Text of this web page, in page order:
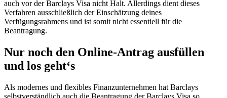
auch vor der Barclays Visa nicht Halt. Allerdings dient dieses
Verfahren ausschließlich der Einschätzung deines
Verfügungsrahmens und ist somit nicht essentiell für die
Beantragung.
Nur noch den Online-Antrag ausfüllen
und los geht‘s
Als modernes und flexibles Finanzunternehmen hat Barclays
selbstverständlich auch die Beantragung der Barclays Visa so